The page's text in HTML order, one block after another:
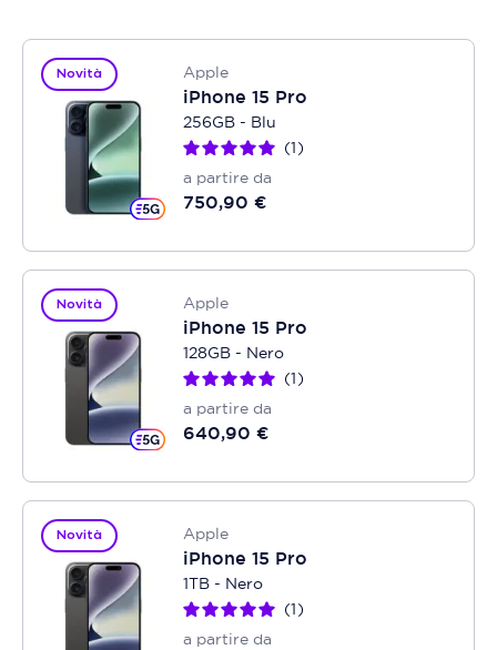
Novità Apple
iPhone 15 Pro
256GB - Blu
1
a partire da
750,90 €
Novità Apple
iPhone 15 Pro
128GB - Nero
1
a partire da
640,90 €
Novità Apple
iPhone 15 Pro
1TB - Nero
1
a partire da